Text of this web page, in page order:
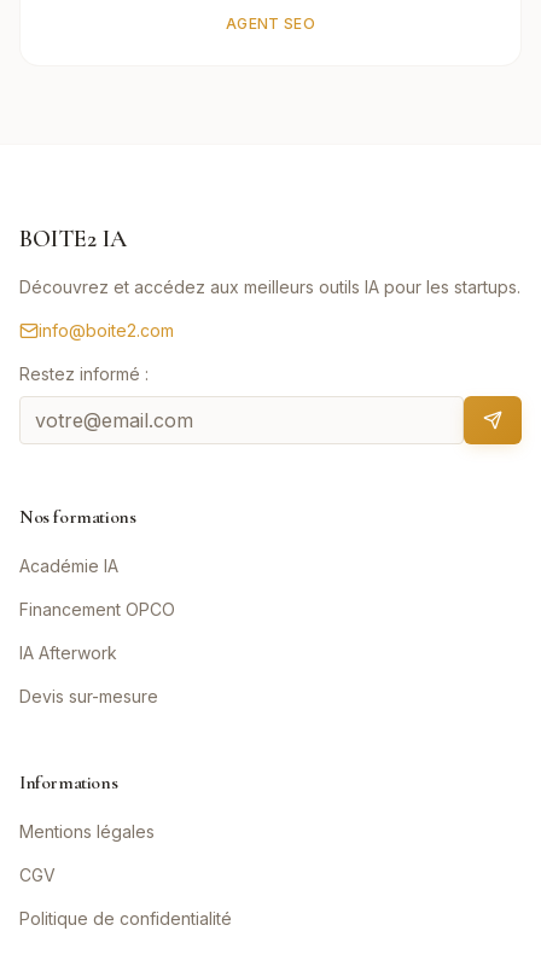
AGENT SEO
BOITE2 IA
Découvrez et accédez aux meilleurs outils IA pour les startups.
info@boite2.com
Restez informé :
Nos formations
Académie IA
Financement OPCO
IA Afterwork
Devis sur-mesure
Informations
Mentions légales
CGV
Politique de confidentialité